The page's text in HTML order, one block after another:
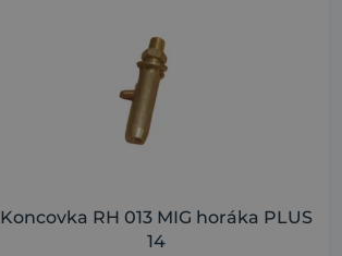
Koncovka RH 013 MIG horáka PLUS
14